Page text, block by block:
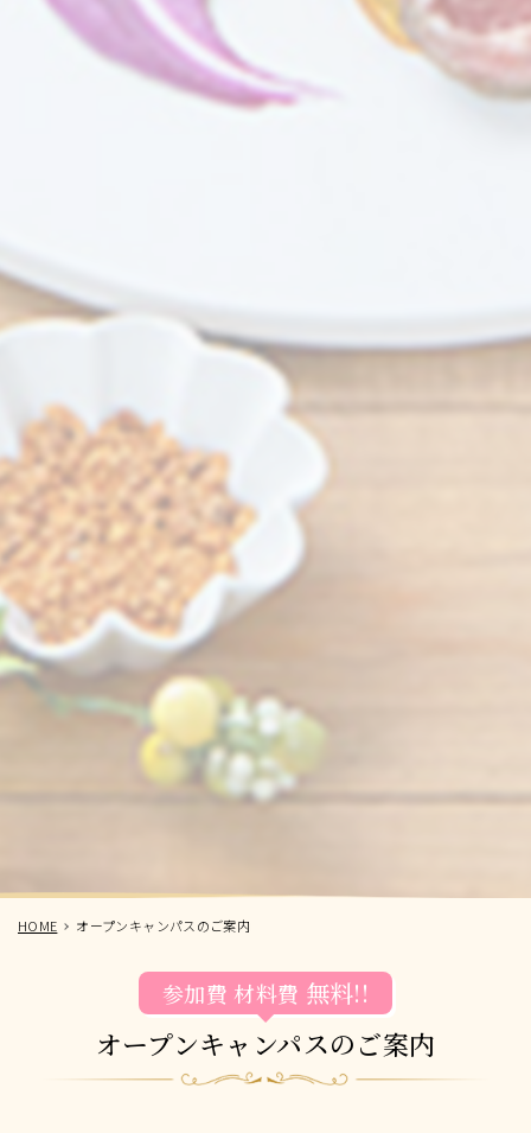
HOME オープンキャンパスのご案内
オープンキャンパスのご案内
参加費 材料費 無料!!